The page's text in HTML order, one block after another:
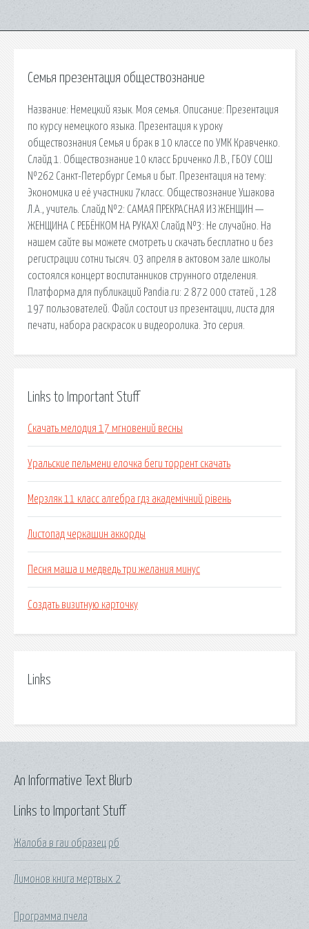
Семья презентация обществознание
Название: Немецкий язык. Моя семья. Описание: Презентация
по курсу немецкого языка. Презентация к уроку
обществознания Семья и брак в 10 классе по УМК Кравченко.
Слайд 1. Обществознание 10 класс Бриченко Л.В., ГБОУ СОШ
№262 Санкт-Петербург Семья и быт. Презентация на тему:
Экономика и её участники 7класс. Обществознание Ушакова
Л.А., учитель. Слайд №2: САМАЯ ПРЕКРАСНАЯ ИЗ ЖЕНЩИН —
ЖЕНЩИНА С РЕБЁНКОМ НА РУКАХ! Слайд №3: Не случайно. На
нашем сайте вы можете смотреть и скачать бесплатно и без
регистрации сотни тысяч. 03 апреля в актовом зале школы
состоялся концерт воспитанников струнного отделения.
Платформа для публикаций Pandia.ru: 2 872 000 статей , 128
197 пользователей. Файл состоит из презентации, листа для
печати, набора раскрасок и видеоролика. Это серия.
Links to Important Stuff
Скачать мелодия 17 мгновений весны
Уральские пельмени елочка беги торрент скачать
Мерзляк 11 класс алгебра гдз академічний рівень
Листопад черкашин аккорды
Песня маша и медведь три желания минус
Создать визитную карточку
Links
Links to Important Stuff
Жалоба в гаи образец рб
Лимонов книга мертвых 2
Программа пчела
An Informative Text Blurb